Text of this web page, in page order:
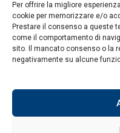
Per offrire la migliore
cookie per memorizzare e/o
Prestare il consenso a queste
come il comportamento di
sito. Il mancato consenso o la
negativamente su alcune
ANALISI E OPINIONI
SPORT
Contatti
Informativa sulla privacy
DA NON PERDERE
Civitella
per
familiari